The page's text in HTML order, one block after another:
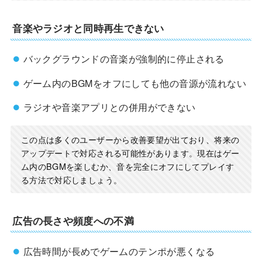
音楽やラジオと同時再生できない
バックグラウンドの音楽が強制的に停止される
ゲーム内のBGMをオフにしても他の音源が流れない
ラジオや音楽アプリとの併用ができない
この点は多くのユーザーから改善要望が出ており、将来の
アップデートで対応される可能性があります。現在はゲー
ム内のBGMを楽しむか、音を完全にオフにしてプレイす
る方法で対応しましょう。
広告の長さや頻度への不満
広告時間が長めでゲームのテンポが悪くなる